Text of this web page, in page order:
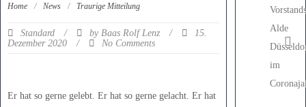
Home / News / Traurige Mitteilung
Standard / by Baas Rolf Lenz /
15.
Dezember 2020
/ No Comments
Er hat so gerne gelebt. Er hat so gerne gelacht. Er hat
Alde
im